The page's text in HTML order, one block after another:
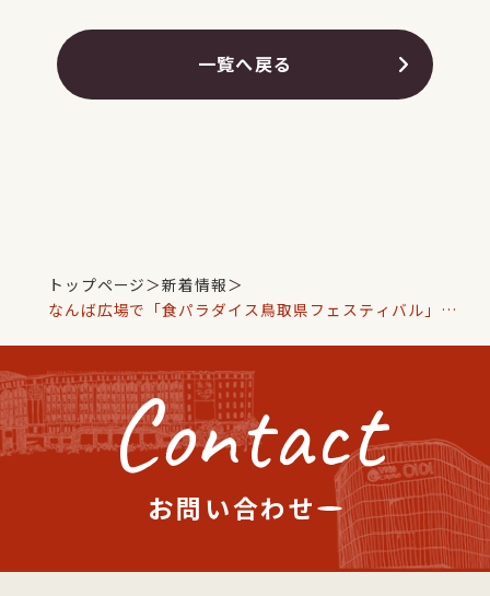
一覧へ戻る
トップページ＞新着情報＞
なんば広場で「食パラダイス鳥取県フェスティバル」開
Contact
お問い合わせ